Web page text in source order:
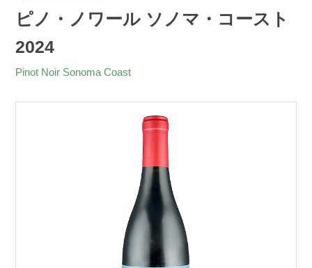
ピノ・ノワール ソノマ・コースト
2024
Pinot Noir Sonoma Coast